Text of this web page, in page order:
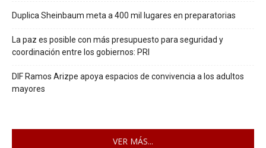
Duplica Sheinbaum meta a 400 mil lugares en preparatorias
La paz es posible con más presupuesto para seguridad y
coordinación entre los gobiernos: PRI
DIF Ramos Arizpe apoya espacios de convivencia a los adultos
mayores
VER MÁS...